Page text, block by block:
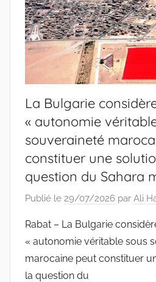
La Bulgarie
« autonomie
souveraineté
constituer une
question du Sahara
Publié le 29/07/2026 par Ali
Rabat – La Bulgarie
« autonomie véritable sous
marocaine peut constituer
la question du